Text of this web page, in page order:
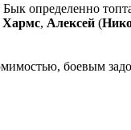
определенно
Хармс, Алексей (
боевым